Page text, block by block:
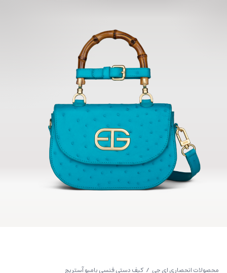
محصولات انحصاری ای جی / کیف دستی فنسی بامبو آستریچ